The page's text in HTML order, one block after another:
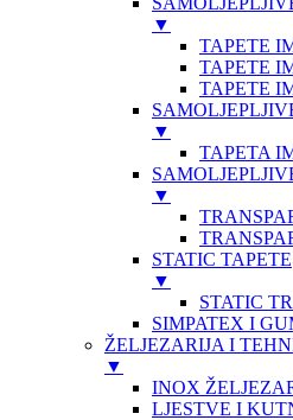
▼
TAPETE
TAPETE
TAPETE
▼
TAPETA
▼
STATIC TAPETE
▼
STATIC
SIMPATEX I
ŽELJEZARIJA I
▼
INOX
LJESTVE I